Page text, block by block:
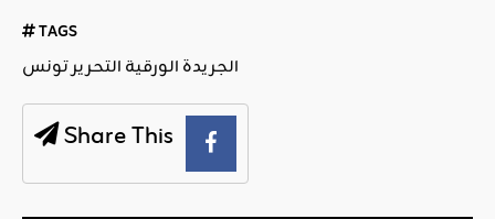
TAGS
الجريدة الورقية التحرير تونس
Share This